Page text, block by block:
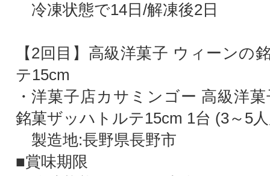
冷凍状態で14日/解凍後2日
【2回目】高級洋菓子 ウィーンの
テ15cm
・洋菓子店カサミンゴー 高級洋
銘菓ザッハトルテ15cm 1台 (3～5
製造地:長野県長野市
■賞味期限